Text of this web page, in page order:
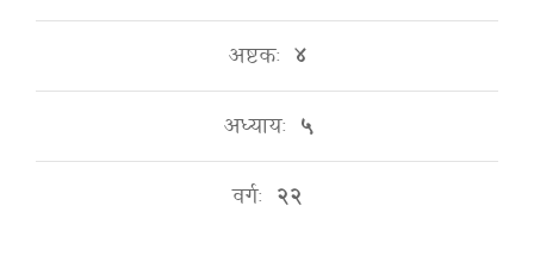
अष्टकः ४
अध्यायः ५
वर्गः २२